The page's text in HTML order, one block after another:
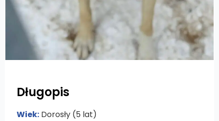
Długopis
Wiek: Dorosły (5 lat)